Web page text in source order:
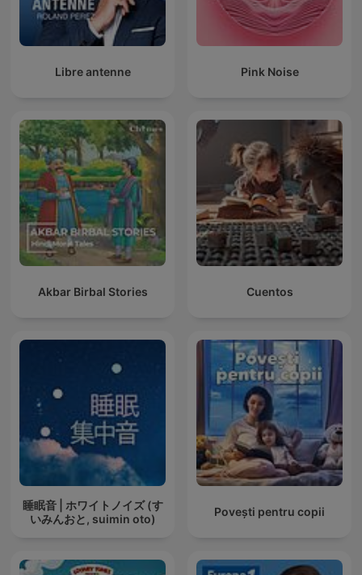
Libre antenne Pink Noise
Akbar Birbal Stories Cuentos
睡眠音 | ホワイトノイズ (す
いみんおと, suimin oto)
Povești pentru copii